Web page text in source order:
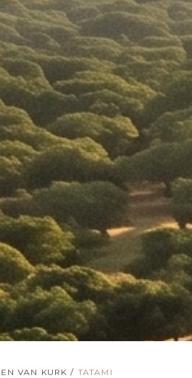
VAN KURK / TATAMI